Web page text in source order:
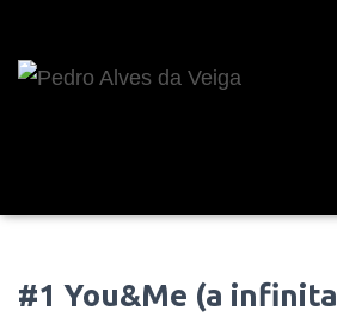
#1 You&Me (a infinita